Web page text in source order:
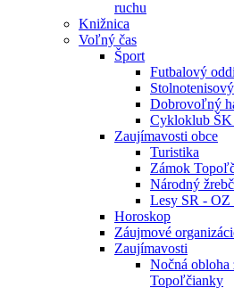
ruchu
Knižnica
Voľný čas
Šport
Futbalový
Dobrovoľný
Cykloklub
Zaujímavosti obce
Turistika
Zámok
Národný
Lesy SR -
Horoskop
Záujmové
Zaujímavosti
Nočná obloha
Topoľčianky